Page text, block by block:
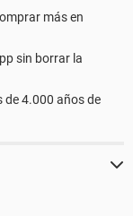
más en
sin borrar la
de 4.000 años de